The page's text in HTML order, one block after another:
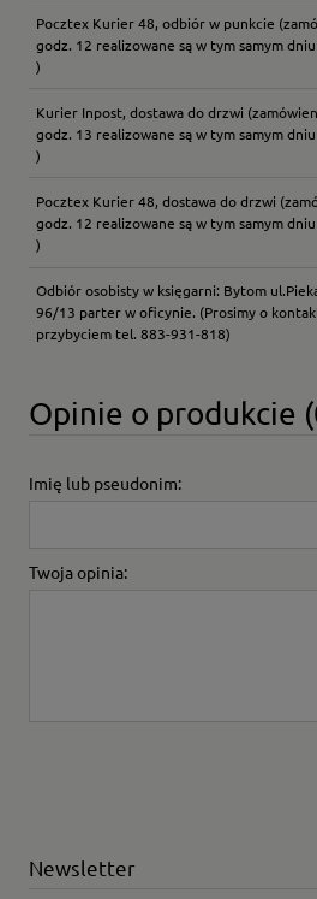
Pocztex Kurier 48, odbiór w punkcie
godz. 12 realizowane są w tym samym
)
Kurier Inpost, dostawa do drzwi
godz. 13 realizowane są w tym samym
)
Pocztex Kurier 48, dostawa do drzwi
godz. 12 realizowane są w tym samym
)
Odbiór osobisty w księgarni: Bytom
96/13 parter w oficynie. (Prosimy o
przybyciem tel. 883-931-818)
Opinie o produkcie
Imię lub pseudonim:
Twoja opinia:
Newsletter